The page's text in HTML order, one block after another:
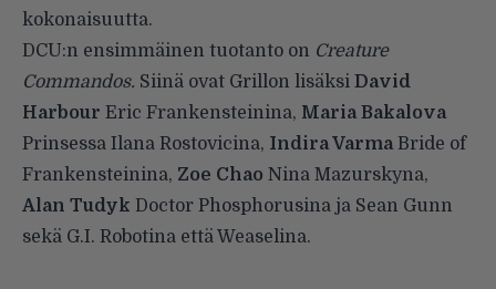
kokonaisuutta.
DCU:n ensimmäinen tuotanto on Creature
Commandos. Siinä ovat Grillon lisäksi David
Harbour Eric Frankensteinina, Maria Bakalova
Prinsessa Ilana Rostovicina, Indira VarmaBride of
Frankensteinina, Zoe Chao Nina Mazurskyna,
Alan Tudyk Doctor Phosphorusina ja Sean Gunn
sekä G.I. Robotina että Weaselina.